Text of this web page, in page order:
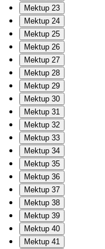
Mektup 23
Mektup 24
Mektup 25
Mektup 26
Mektup 27
Mektup 28
Mektup 29
Mektup 30
Mektup 31
Mektup 32
Mektup 33
Mektup 34
Mektup 35
Mektup 36
Mektup 37
Mektup 38
Mektup 39
Mektup 40
Mektup 41